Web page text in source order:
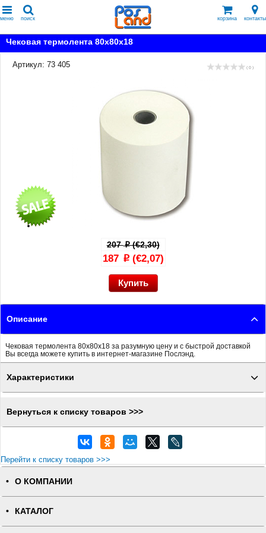
меню поиск корзина контакты
Чековая термолента 80x80x18
Артикул: 73 405 ( 0 )
207p(€2,30)
187 p(€2,07)
Описание
Чековая термолента 80x80x18 за разумную цену и с быстрой доставкой
Вы всегда можете купить в интернет-магазине Послэнд.
Характеристики
Вернуться к списку товаров >>>
Перейти к списку товаров >>>
О КОМПАНИИ
КАТАЛОГ